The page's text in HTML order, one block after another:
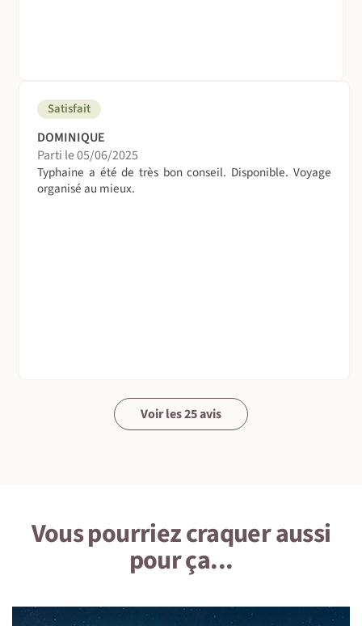
Satisfait
DOMINIQUE
Parti le 05/06/2025
Typhaine a été de très bon conseil. Disponible. Voyage
organisé au mieux.
Voir les 25 avis
Vous pourriez craquer aussi
pour ça...